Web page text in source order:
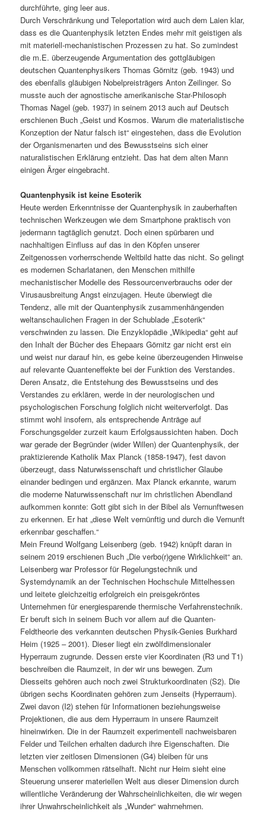
durchführte, ging leer aus.
Durch Verschränkung und Teleportation wird auch dem Laien klar,
dass es die Quantenphysik letzten Endes mehr mit geistigen als
mit materiell-mechanistischen Prozessen zu hat. So zumindest
die m.E. überzeugende Argumentation des gottgläubigen
deutschen Quantenphysikers Thomas Görnitz (geb. 1943) und
des ebenfalls gläubigen Nobelpreisträgers Anton Zeilinger. So
musste auch der agnostische amerikanische Star-Philosoph
Thomas Nagel (geb. 1937) in seinem 2013 auch auf Deutsch
erschienen Buch „Geist und Kosmos. Warum die materialistische
Konzeption der Natur falsch ist“ eingestehen, dass die Evolution
der Organismenarten und des Bewusstseins sich einer
naturalistischen Erklärung entzieht. Das hat dem alten Mann
einigen Ärger eingebracht.
Quantenphysik ist keine Esoterik
Heute werden Erkenntnisse der Quantenphysik in zauberhaften
technischen Werkzeugen wie dem Smartphone praktisch von
jedermann tagtäglich genutzt. Doch einen spürbaren und
nachhaltigen Einfluss auf das in den Köpfen unserer
Zeitgenossen vorherrschende Weltbild hatte das nicht. So gelingt
es modernen Scharlatanen, den Menschen mithilfe
mechanistischer Modelle des Ressourcenverbrauchs oder der
Virusausbreitung Angst einzujagen. Heute überwiegt die
Tendenz, alle mit der Quantenphysik zusammenhängenden
weltanschaulichen Fragen in der Schublade „Esoterik“
verschwinden zu lassen. Die Enzyklopädie „Wikipedia“ geht auf
den Inhalt der Bücher des Ehepaars Görnitz gar nicht erst ein
und weist nur darauf hin, es gebe keine überzeugenden Hinweise
auf relevante Quanteneffekte bei der Funktion des Verstandes.
Deren Ansatz, die Entstehung des Bewusstseins und des
Verstandes zu erklären, werde in der neurologischen und
psychologischen Forschung folglich nicht weiterverfolgt. Das
stimmt wohl insofern, als entsprechende Anträge auf
Forschungsgelder zurzeit kaum Erfolgsaussichten haben. Doch
war gerade der Begründer (wider Willen) der Quantenphysik, der
praktizierende Katholik Max Planck (1858-1947), fest davon
überzeugt, dass Naturwissenschaft und christlicher Glaube
einander bedingen und ergänzen. Max Planck erkannte, warum
die moderne Naturwissenschaft nur im christlichen Abendland
aufkommen konnte: Gott gibt sich in der Bibel als Vernunftwesen
zu erkennen. Er hat „diese Welt vernünftig und durch die Vernunft
erkennbar geschaffen.“
Mein Freund Wolfgang Leisenberg (geb. 1942) knüpft daran in
seinem 2019 erschienen Buch „Die verbo(r)gene Wirklichkeit“ an.
Leisenberg war Professor für Regelungstechnik und
Systemdynamik an der Technischen Hochschule Mittelhessen
und leitete gleichzeitig erfolgreich ein preisgekröntes
Unternehmen für energiesparende thermische Verfahrenstechnik.
Er beruft sich in seinem Buch vor allem auf die Quanten-
Feldtheorie des verkannten deutschen Physik-Genies Burkhard
Heim (1925 – 2001). Dieser liegt ein zwölfdimensionaler
Hyperraum zugrunde. Dessen erste vier Koordinaten (R3 und T1)
beschreiben die Raumzeit, in der wir uns bewegen. Zum
Diesseits gehören auch noch zwei Strukturkoordinaten (S2). Die
übrigen sechs Koordinaten gehören zum Jenseits (Hyperraum).
Zwei davon (I2) stehen für Informationen beziehungsweise
Projektionen, die aus dem Hyperraum in unsere Raumzeit
hineinwirken. Die in der Raumzeit experimentell nachweisbaren
Felder und Teilchen erhalten dadurch ihre Eigenschaften. Die
letzten vier zeitlosen Dimensionen (G4) bleiben für uns
Menschen vollkommen rätselhaft. Nicht nur Heim sieht eine
Steuerung unserer materiellen Welt aus dieser Dimension durch
willentliche Veränderung der Wahrscheinlichkeiten, die wir wegen
ihrer Unwahrscheinlichkeit als „Wunder“ wahrnehmen.